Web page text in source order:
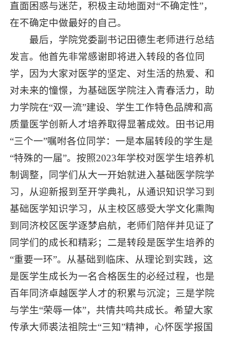
直面困惑与迷茫，积极主动地面对“不确定性”，
在不确定中做最好的自己。
最后，学院党委副书记田德生老师进行总结
发言。他首先非常感谢即将进入转段的各位同
学，因为大家对医学的坚定、对生活的热爱、和
对未来的憧憬，为基础医学院注入青春活力，助
力学院在“双一流”建设、学生工作特色品牌和高
质量医学创新人才培养取得显著成效。田书记用
“三个一”嘱咐各位同学：一是本届转段的学生是
“特殊的一届”。按照2023年学校对医学生培养机
制调整，同学们从大一开始就进入基础医学院学
习，从迎新报到至开学典礼，从通识知识学习到
基础医学知识学习，从主校区感受大学文化熏陶
到同济校区医学逐梦启航，老师们陪伴并见证了
同学们的成长和精彩；二是转段是医学生培养的
“重要一环”。从基础到临床、从理论到实践，这
是医学生成长为一名合格医生的必经过程，也是
百年同济卓越医学人才的积累与沉淀；三是学院
与学生“荣辱一体”，共情共鸣共成长。希望大家
传承大师裘法祖院士“三知”精神，心怀医学报国